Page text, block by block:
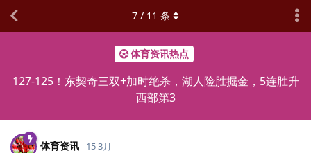
体育资讯热点
127-125！东契奇三双+加时绝杀，湖人险胜掘金，5连胜升
西部第3
7 / 11 条
体育资讯 15 3月